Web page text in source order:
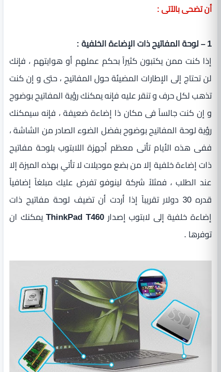
أن تضحى بالآتى :
1 – لوحة المفاتيح ذات الإضاءة الخلفية :
إذا كنت ممن يكتبون كثيراً بحكم عملهم أو هوايتهم ، فإنك
لن تحتاج إلى الإطارات المضيئة حول المفاتيح ، حتى و إن كنت
تذهب لكل حرف و تنقر عليه فإنه يمكنك رؤية المفاتيح بوضوح
و إن كنت جالساً فى مكان ذا إضاءة ضعيفة ، فإنه سيمكنك
رؤية لوحة المفاتيح بوضوح بفضل الضوء الصادر من الشاشة ،
ففى هذه الأيام تأتى معظم أجهزة اللابتوب بلوحة مفاتيح
ذات إضاءة خلفية إلا من بضع موديلات لا تأتي بهذه الميزة إلا
عند الطلب ، فمثلاً شركة لينوفو تفرض عليك مبلغاً إضافياً
قدره 30 دولار تقريباً إذا أردت أن تضيف لوحة مفاتيح ذات
إضاءة خلفية إلى لابتوب إصدارThinkPad T460يمكنك ان
توفرها .